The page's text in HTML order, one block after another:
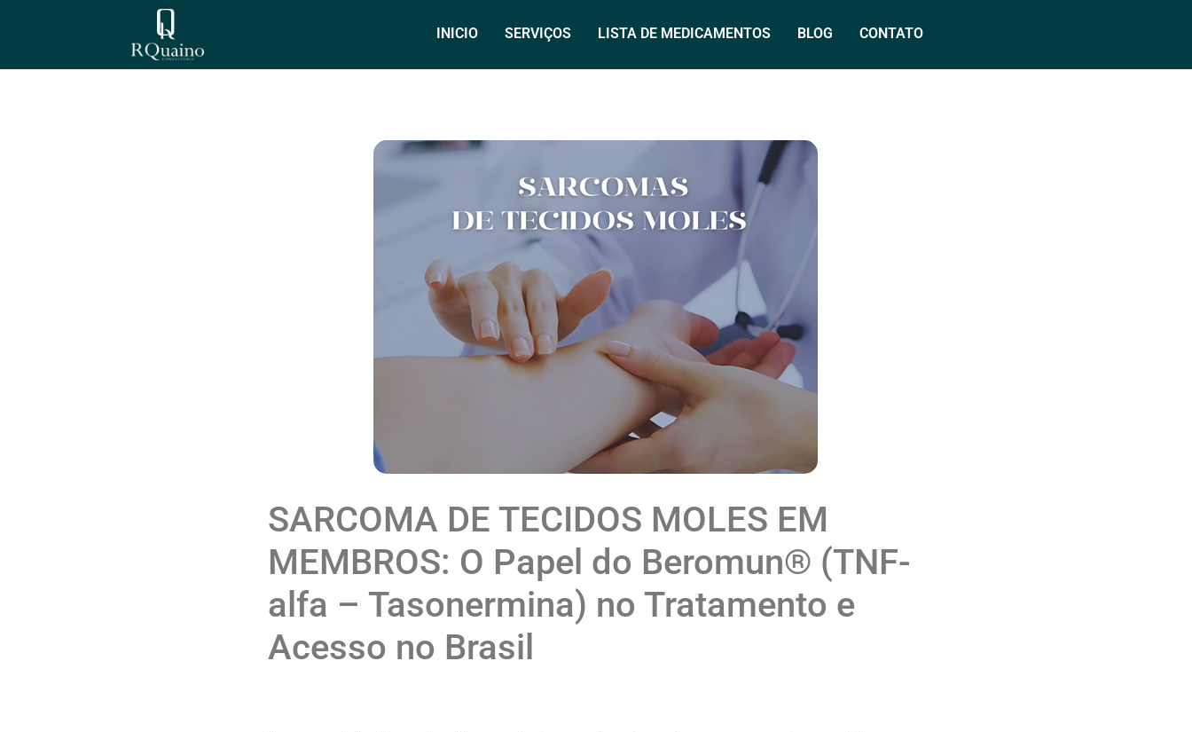
INICIO SERVIÇOS LISTA DE MEDICAMENTOS BLOG CONTATO
SARCOMA DE TECIDOS MOLES EM
MEMBROS: O Papel do Beromun® (TNF-
alfa – Tasonermina) no Tratamento e
Acesso no Brasil